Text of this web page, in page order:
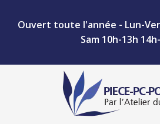
Ouvert toute l'année - Lun-
Sam 10h-13h